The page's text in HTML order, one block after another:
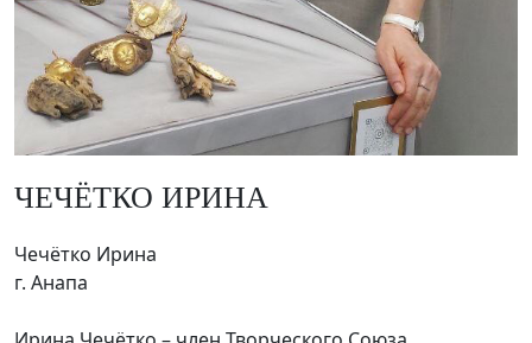
ЧЕЧЁТКО ИРИНА
Чечётко Ирина
г. Анапа